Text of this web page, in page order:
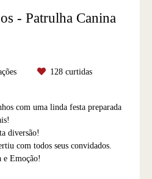
- Patrulha Canina
128 curtidas
com uma linda festa preparada
diversão!
com todos seus convidados.
e Emoção!